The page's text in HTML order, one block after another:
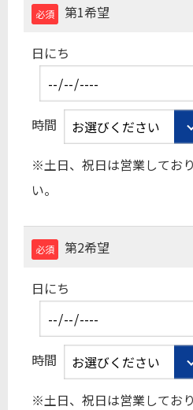
必須 第1希望
日にち
時間
※土日、祝日は営業してお
い。
必須 第2希望
日にち
時間
※土日、祝日は営業してお